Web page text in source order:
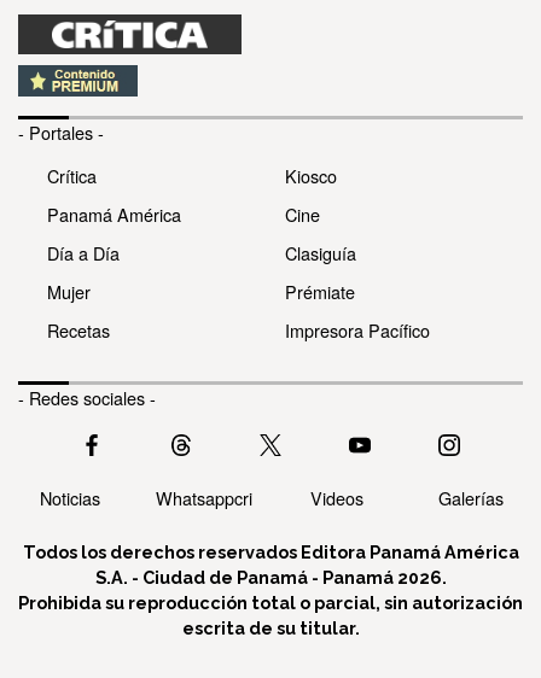
- Portales -
Crítica
Panamá América
Día a Día
Mujer
Recetas
Kiosco
Cine
Clasiguía
Prémiate
Impresora Pacífico
- Redes sociales -
Noticias Whatsappcri Videos Galerías
Todos los derechos reservados Editora Panamá América
S.A. - Ciudad de Panamá - Panamá 2026.
Prohibida su reproducción total o parcial, sin autorización
escrita de su titular.